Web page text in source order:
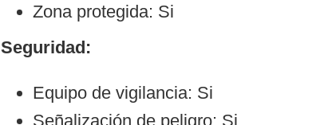
Zona protegida: Si
Seguridad:
Equipo de vigilancia: Si
Señalización de peligro: Si